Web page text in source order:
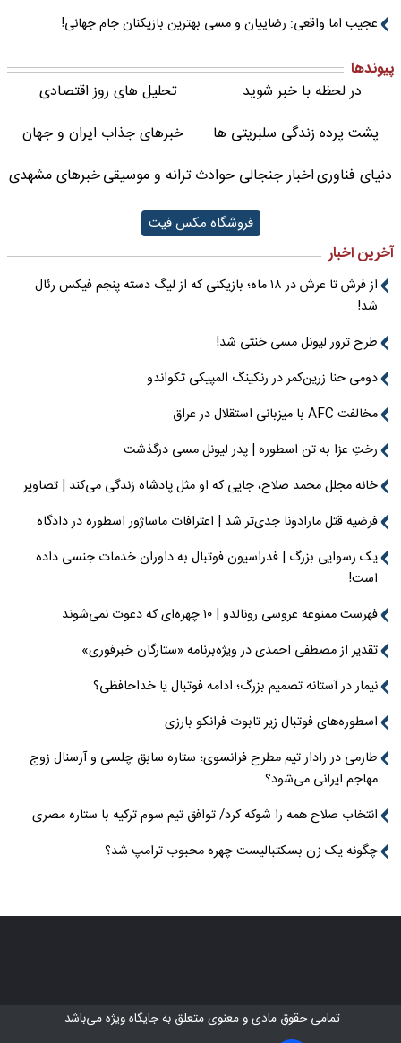
عجیب اما واقعی: رضاییان و مسی بهترین بازیکنان جام جهانی!
پیوندها
در لحظه با خبر شوید
تحلیل های روز اقتصادی
پشت پرده زندگی سلبریتی ها
خبرهای جذاب ایران و جهان
دنیای فناوریاخبار جنجالی حوادثترانه و موسیقیخبرهای مشهدی
فروشگاه مکس فیت
آخرین اخبار
از فرش تا عرش در ۱۸ ماه؛ بازیکنی که از لیگ دسته پنجم فیکس رئال
شد!
طرح ترور لیونل مسی خنثی شد!
دومی حنا زرین‌کمر در رنکینگ المپیکی تکواندو
مخالفت AFC با میزبانی استقلال در عراق
رختِ عزا به تن اسطوره | پدر لیونل مسی درگذشت
خانه مجلل محمد صلاح، جایی که او مثل پادشاه زندگی می‌کند | تصاویر
فرضیه قتل مارادونا جدی‌تر شد | اعترافات ماساژور اسطوره در دادگاه
یک رسوایی بزرگ | فدراسیون فوتبال به داوران خدمات جنسی داده
است!
فهرست ممنوعه عروسی رونالدو | ۱۰ چهره‌ای که دعوت نمی‌شوند
تقدیر از مصطفی احمدی در ویژه‌برنامه «ستارگان خبرفوری»
نیمار در آستانه تصمیم بزرگ؛ ادامه فوتبال یا خداحافظی؟
اسطوره‌های فوتبال زیر تابوت فرانکو بارزی
طارمی در رادار تیم مطرح فرانسوی؛ ستاره سابق چلسی و آرسنال زوج
مهاجم ایرانی می‌شود؟
انتخاب صلاح همه را شوکه کرد/ توافق تیم سوم ترکیه با ستاره مصری
چگونه یک زن بسکتبالیست چهره محبوب ترامپ شد؟
تمامی حقوق مادی و معنوی متعلق بهجایگاه ویژهمی‌باشد.